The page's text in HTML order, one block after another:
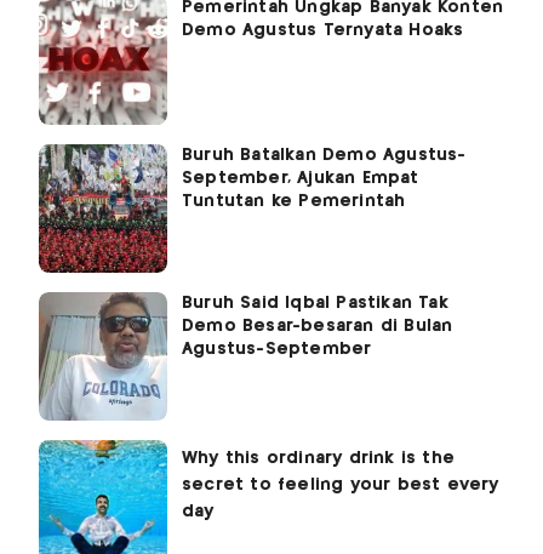
Pemerintah Ungkap Banyak Konten
Demo Agustus Ternyata Hoaks
Buruh Batalkan Demo Agustus-
September, Ajukan Empat
Tuntutan ke Pemerintah
Buruh Said Iqbal Pastikan Tak
Demo Besar-besaran di Bulan
Agustus-September